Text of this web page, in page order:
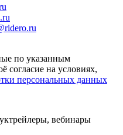
по указанным
согласие на условиях,
персональных данных
вебинары